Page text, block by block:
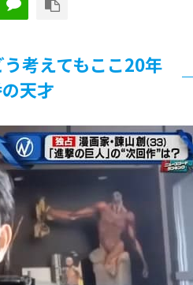
えてしまう
その２
えてしまう
する前から面白いんだよなぁ
。
かわからない
考えてもここ20年
天才